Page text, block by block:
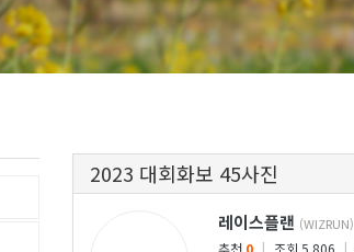
2023 대회화보 45사진
레이스플랜 (WIZRUN)
추천 0 | 조회 5,806 |